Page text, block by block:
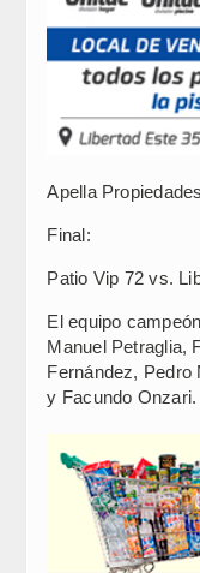
Apella
Final:
Patio Vip 72 vs.
El equipo
Manuel Petraglia,
Fernández, Pedro
y Facundo Onzari.